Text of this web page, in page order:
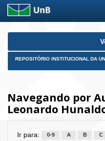
Skip
REPOSITÓRIO INSTITUCIONAL DA
Navegando por
Leonardo
Ir para: 0-9 A B C